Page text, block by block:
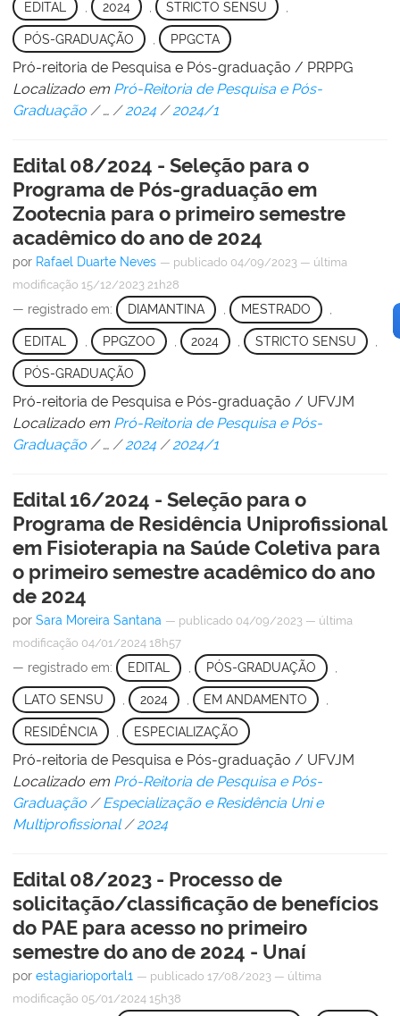
EDITAL 2024 STRICTO SENSU
PÓS-GRADUAÇÃO PPGCTA
Pró-reitoria de Pesquisa e Pós-graduação / PRPPG
Localizado em Pró-Reitoria de Pesquisa e Pós-
Graduação /… /2024 /2024/1
Edital 08/2024 - Seleção para o
Programa de Pós-graduação em
Zootecnia para o primeiro semestre
acadêmico do ano de 2024
por Rafael Duarte Neves — publicado 04/09/2023 — última
modificação 15/12/2023 21h28
— registrado em: DIAMANTINA , MESTRADO ,
EDITAL PPGZOO 2024 , STRICTO SENSU
PÓS-GRADUAÇÃO
Pró-reitoria de Pesquisa e Pós-graduação / UFVJM
Localizado em Pró-Reitoria de Pesquisa e Pós-
Graduação /… /2024 /2024/1
Edital 16/2024 - Seleção para o
Programa de Residência Uniprofissional
em Fisioterapia na Saúde Coletiva para
o primeiro semestre acadêmico do ano
de 2024
por Sara Moreira Santana — publicado 04/09/2023 — última
modificação 04/01/2024 18h57
— registrado em: EDITAL , PÓS-GRADUAÇÃO ,
LATO SENSU 2024 EM ANDAMENTO
RESIDÊNCIA ESPECIALIZAÇÃO
Pró-reitoria de Pesquisa e Pós-graduação / UFVJM
Localizado em Pró-Reitoria de Pesquisa e Pós-
Graduação /Especialização e Residência Uni e
Multiprofissional /2024
Edital 08/2023 - Processo de
solicitação/classificação de benefícios
do PAE para acesso no primeiro
semestre do ano de 2024 - Unaí
por estagiarioportal1 — publicado 17/08/2023 — última
modificação 05/01/2024 15h38